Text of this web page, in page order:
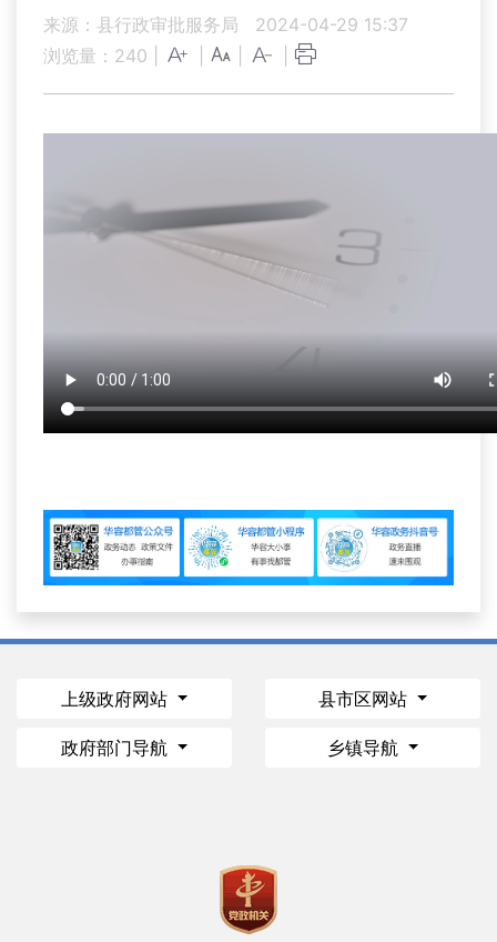
来源：县行政审批服务局
2024-04-29 15:37
浏览量： 240
上级政府网站 县市区网站
政府部门导航 乡镇导航